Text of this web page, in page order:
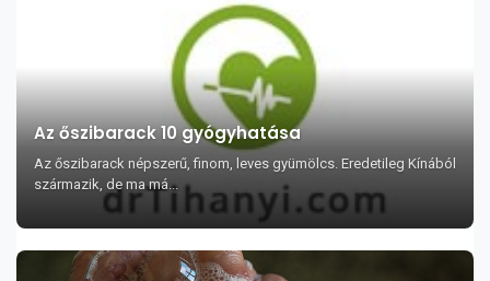
Az őszibarack 10 gyógyhatása
Az őszibarack népszerű, finom, leves gyümölcs. Eredetileg Kínából
származik, de ma má...